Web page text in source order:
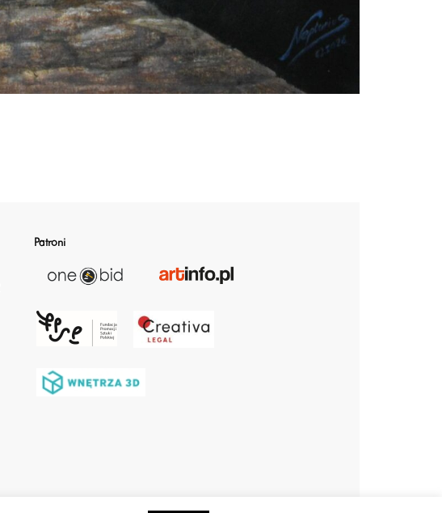
Patroni